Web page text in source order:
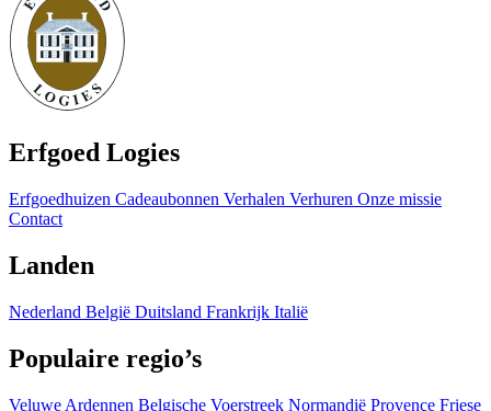
Erfgoed Logies
Erfgoedhuizen Cadeaubonnen Verhalen Verhuren Onze missie
Contact
Landen
Nederland België Duitsland Frankrijk Italië
Populaire regio’s
Veluwe Ardennen Belgische Voerstreek Normandië Provençe Friese